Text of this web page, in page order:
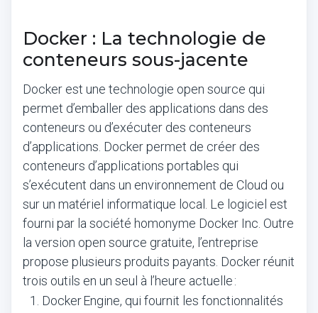
Docker : La technologie de
conteneurs sous-jacente
Docker est une technologie open source qui
permet d’emballer des applications dans des
conteneurs ou d’exécuter des conteneurs
d’applications. Docker permet de créer des
conteneurs d’applications portables qui
s’exécutent dans un environnement de Cloud ou
sur un matériel informatique local. Le logiciel est
fourni par la société homonyme Docker Inc. Outre
la version open source gratuite, l’entreprise
propose plusieurs produits payants. Docker réunit
trois outils en un seul à l’heure actuelle :
Docker Engine, qui fournit les fonctionnalités